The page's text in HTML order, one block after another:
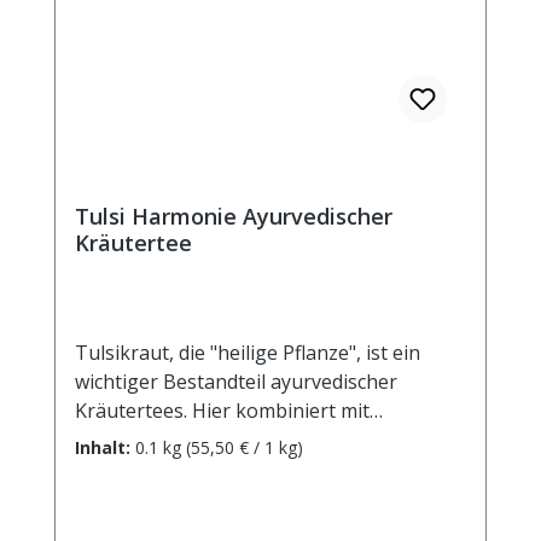
Tulsi Harmonie Ayurvedischer
Kräutertee
Tulsikraut, die "heilige Pflanze", ist ein
wichtiger Bestandteil ayurvedischer
Kräutertees. Hier kombiniert mit
heimischen Kräutern und einer feinen
Inhalt: 0.1 kg (55,50 € / 1 kg)